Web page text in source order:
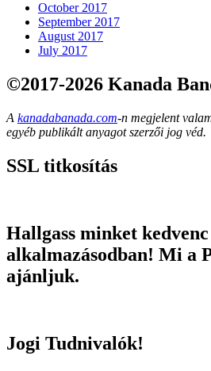
October 2017
September 2017
August 2017
July 2017
©2017-2026 Kanada
A kanadabanada.com-n megjelent
egyéb publikált anyagot szerzői jog véd.
SSL titkosítás
Hallgass minket
alkalmazásodban! Mi a
ajánljuk.
Jogi Tudnivalók!